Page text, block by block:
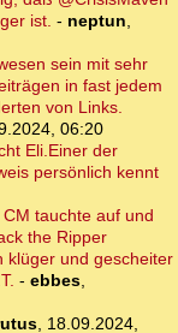
ist. - neptun,
sein mit sehr
in fast jedem
von Links.
06:20
Eli.Einer der
persönlich kennt
tauchte auf und
the Ripper
klüger und gescheiter
- ebbes,
, 18.09.2024,